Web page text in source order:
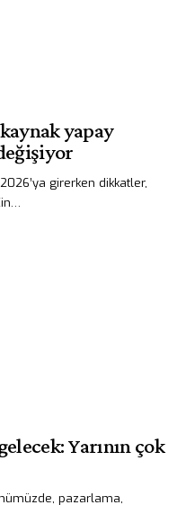
kaynak yapay
2026’ya girerken dikkatler,
Yarının çok
pazarlama,